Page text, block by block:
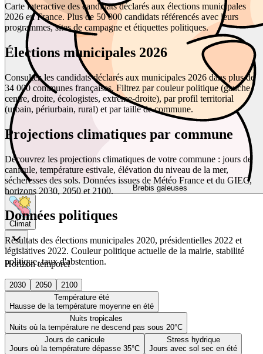
Brebis galeuses
Climat
Horizon temporel
2030 2050
2100
Température été
Hausse de la température moyenne en été
Nuits tropicales
Nuits où la température ne descend pas sous 20°C
Jours de canicule
Jours où la température dépasse 35°C
Stress hydrique
Jours avec sol sec en été
Carte interactive des candidats déclarés aux élections municipales
2026 en France. Plus de 50 000 candidats référencés avec leurs
programmes, sites de campagne et étiquettes politiques.
Élections municipales 2026
Consultez les candidats déclarés aux municipales 2026 dans plus de
34 000 communes françaises. Filtrez par couleur politique (gauche,
centre, droite, écologistes, extrême-droite), par profil territorial
(urbain, périurbain, rural) et par taille de commune.
Projections climatiques par commune
Découvrez les projections climatiques de votre commune : jours de
canicule, température estivale, élévation du niveau de la mer,
sécheresses des sols. Données issues de Météo France et du GIEC,
horizons 2030, 2050 et 2100.
Données politiques
Résultats des élections municipales 2020, présidentielles 2022 et
législatives 2022. Couleur politique actuelle de la mairie, stabilité
politique, taux d'abstention.